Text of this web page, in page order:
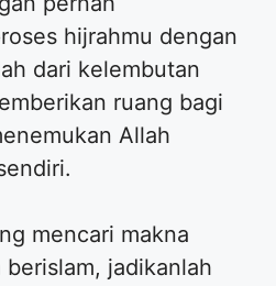
hijrahmu dengan
dari kelembutan
ruang bagi
Allah
mencari makna
jadikanlah